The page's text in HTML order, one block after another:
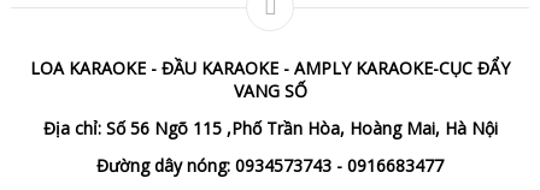
LOA KARAOKE - ĐẦU KARAOKE - AMPLY KARAOKE-CỤC ĐẨY
VANG SỐ
Địa chỉ: Số 56 Ngõ 115 ,Phố Trần Hòa, Hoàng Mai, Hà Nội
Đường dây nóng: 0934573743 - 0916683477